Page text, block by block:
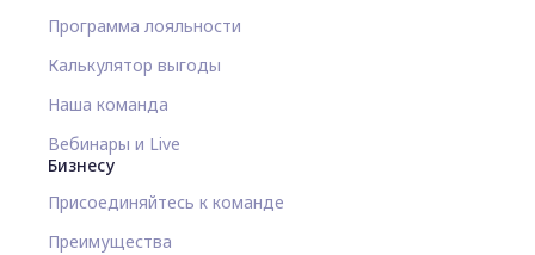
Программа лояльности
Калькулятор выгоды
Наша команда
Вебинары и Live
Бизнесу
Присоединяйтесь к команде
Преимущества